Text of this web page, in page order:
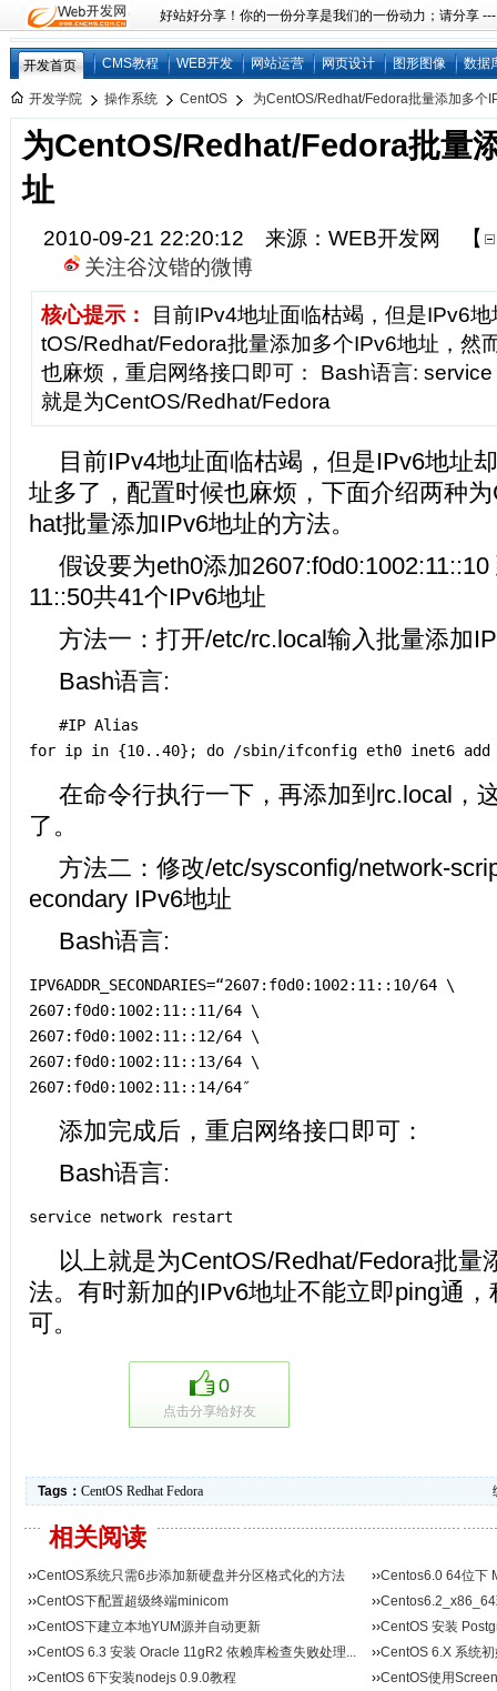
好站好分享！你的一份分享是我们的一份动力；请分享
开发首页 CMS教程 WEB开发 网站运营 网页设计 图形图像 数据
开发学院 操作系统 CentOS 为CentOS/Redhat/Fedora批量添加多个
为CentOS/Redhat/Fedora批量
址
2010-09-21 22:20:12 来源：WEB开发网
【
关注谷汶锴的微博
核心提示：
目前IPv4地址面临枯竭，但是IPv6
tOS/Redhat/Fedora批量添加多个IPv6地址，然
也麻烦，重启网络接口即可： Bash语言:
就是为CentOS/Redhat/Fedora
目前IPv4地址面临枯竭，但是IPv6地址
址多了，配置时候也麻烦，下面介绍两种
hat批量添加IPv6地址的方法。
假设要为eth0添加
11::50共41个IPv6地址
方法一：打开/etc/rc.local输入批量添加
Bash语言:
#IP Alias
for ip in {10..40}; do /sbin/ifconfig eth0 inet6 add
在命令行执行一下，再添加到rc.local，
了。
方法二：修改/etc/sysconfig/network-
econdary IPv6地址
Bash语言:
IPV6ADDR_SECONDARIES=“2607:f0d0:1002:11::10/64 \
2607:f0d0:1002:11::11/64 \
2607:f0d0:1002:11::12/64 \
2607:f0d0:1002:11::13/64 \
2607:f0d0:1002:11::14/64″
添加完成后，重启网络接口即可：
Bash语言:
service network restart
以上就是为CentOS/Redhat/Fedora批量
法。有时新加的IPv6地址不能立即ping通
可。
0
点击分享给好友
Tags： CentOS Redhat Fedora
相关阅读
››CentOS系统只需6步添加新硬盘并分区格式化的方法 ››Centos6.0 64位下
››CentOS下配置超级终端minicom ››
置...
››CentOS下建立本地YUM源并自动更新 ››CentOS 安装
››CentOS 6.3 安装 Oracle 11gR2 依赖库检查失败处理... ››CentOS 6.X 系统
››CentOS 6下安装nodejs 0.9.0教程 ››CentOS使用